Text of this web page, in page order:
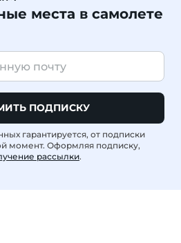
места в самолете
ПОДПИСКУ
гарантируется, от подписки
момент. Оформляя подписку,
рассылки.